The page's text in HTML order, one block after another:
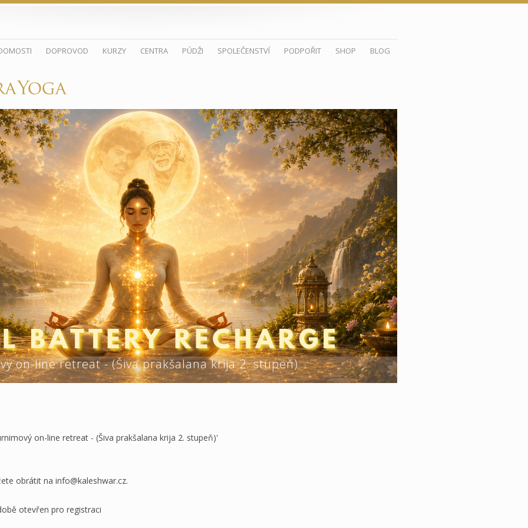
DOPROVOD KURZY CENTRA PÚDŽI SPOLEČENSTVÍ PODPOŘIT SHOP BLOG
on-line retreat - (Šiva prakšalana krija 2. stupeň)
on-line retreat - (Šiva prakšalana krija 2. stupeň)'
obrátit na info@kaleshwar.cz.
otevřen pro registraci